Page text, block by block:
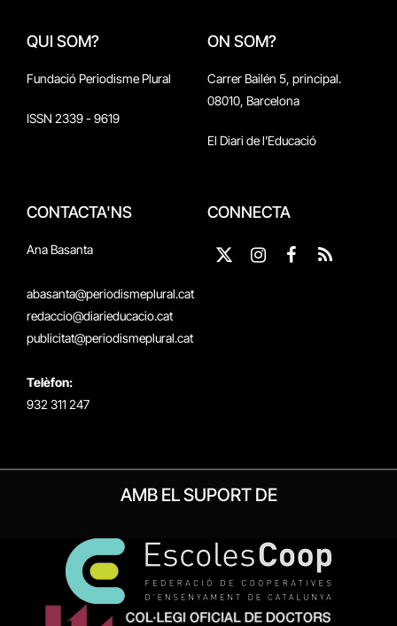
QUI SOM?
Fundació Periodisme Plural
ISSN 2339 - 9619
ON SOM?
Carrer Bailén 5, principal.
08010, Barcelona
El Diari de l'Educació
CONTACTA'NS
Ana Basanta
abasanta@periodismeplural.cat
redaccio@diarieducacio.cat
publicitat@periodismeplural.cat
Telèfon:
932 311 247
CONNECTA
X
Instagram
Facebook
RSS
AMB EL SUPORT DE